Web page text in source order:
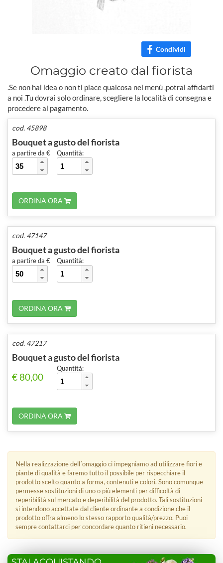
Condividi
Omaggio creato dal fiorista
.Se non hai idea o non ti piace qualcosa nel menù ,potrai affidarti
a noi .Tu dovrai solo ordinare, scegliere la località di consegna e
procedere al pagamento.
cod. 45898
Bouquet a gusto del fiorista
a partire da € Quantità:
ORDINA ORA
cod. 47147
Bouquet a gusto del fiorista
a partire da € Quantità:
ORDINA ORA
cod. 47217
Bouquet a gusto del fiorista
€ 80,00
Quantità:
ORDINA ORA
Nella realizzazione dell´omaggio ci impegniamo ad utilizzare fiori e
piante di qualità e faremo tutto il possibile per rispecchiare il
prodotto scelto quanto a forma, contenuti e colori. Sono comunque
permesse sostituzioni di uno o più elementi per difficoltà di
reperibilità sul mercato e deperibilità del prodotto. Tali sostituzioni
si intendono accettate dal cliente ordinante a condizione che il
prodotto offra almeno lo stesso rapporto qualità/prezzo. Puoi
sempre contattarci per concordare quanto ritieni necessario.